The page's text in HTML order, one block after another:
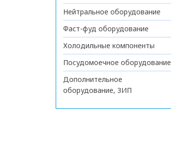
Нейтральное оборудование
Фаст-фуд оборудование
Холодильные компоненты
Посудомоечное оборудование
Дополнительное
оборудование, ЗИП